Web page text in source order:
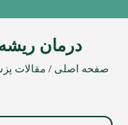
درمان
صفحه اصلی / مقالات